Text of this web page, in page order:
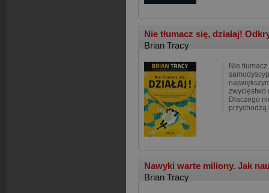
Nie tłumacz się, działaj!
Brian Tracy
Nie
zwycięstwo
Dlaczego
przychodzą
Nawyki warte miliony. Jak
Brian Tracy